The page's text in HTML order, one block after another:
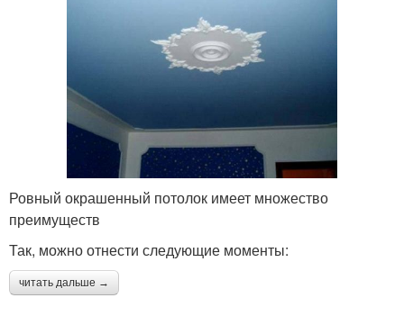
Ровный окрашенный потолок имеет множество
преимуществ
Так, можно отнести следующие моменты:
читать дальше →